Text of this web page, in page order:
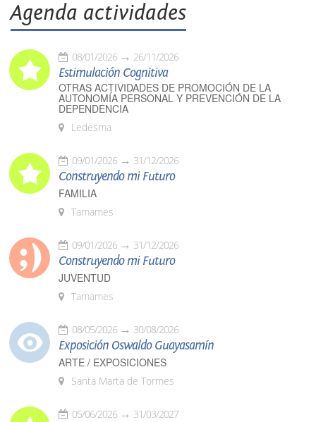
Agenda actividades
08/01/2026 26/11/2026
Estimulación Cognitiva
OTRAS ACTIVIDADES DE PROMOCIÓN DE LA
AUTONOMÍA PERSONAL Y PREVENCIÓN DE LA
DEPENDENCIA
Ledesma
09/01/2026 31/12/2026
Construyendo mi Futuro
FAMILIA
Tamames
09/01/2026 31/12/2026
Construyendo mi Futuro
JUVENTUD
Tamames
08/05/2026 30/08/2026
Exposición Oswaldo Guayasamín
ARTE / EXPOSICIONES
Santa Marta de Tormes
05/06/2026 31/03/2027